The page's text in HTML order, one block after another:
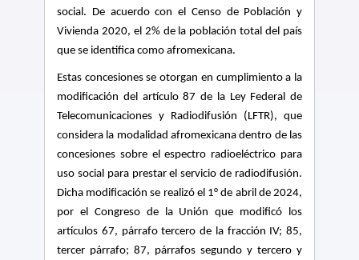
social. De acuerdo con el Censo de Población y
Vivienda 2020, el 2% de la población total del país
que se identifica como afromexicana.
Estas concesiones se otorgan en cumplimiento a la
modificación del artículo 87 de la Ley Federal de
Telecomunicaciones y Radiodifusión (LFTR), que
considera la modalidad afromexicana dentro de las
concesiones sobre el espectro radioeléctrico para
uso social para prestar el servicio de radiodifusión.
Dicha modificación se realizó el 1° de abril de 2024,
por el Congreso de la Unión que modificó los
artículos 67, párrafo tercero de la fracción IV; 85,
tercer párrafo; 87, párrafos segundo y tercero y